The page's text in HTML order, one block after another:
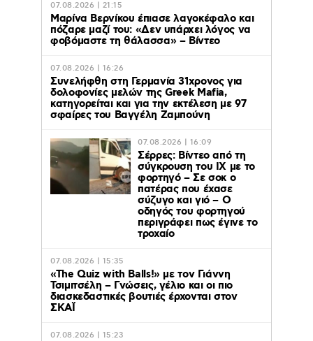
07.08.2026 | 21:15
Μαρίνα Βερνίκου έπιασε λαγοκέφαλο και
πόζαρε μαζί του: «Δεν υπάρχει λόγος να
φοβόμαστε τη θάλασσα» – Βίντεο
07.08.2026 | 16:26
Συνελήφθη στη Γερμανία 31χρονος για
δολοφονίες μελών της Greek Mafia,
κατηγορείται και για την εκτέλεση με 97
σφαίρες του Βαγγέλη Ζαμπούνη
07.08.2026 | 16:09
Σέρρες: Βίντεο από τη
σύγκρουση του ΙΧ με το
φορτηγό – Σε σοκ ο
πατέρας που έχασε
σύζυγο και γιό – Ο
οδηγός του φορτηγού
περιγράφει πως έγινε το
τροχαίο
07.08.2026 | 15:35
«The Quiz with Balls!» με τον Γιάννη
Τσιμιτσέλη – Γνώσεις, γέλιο και οι πιο
διασκεδαστικές βουτιές έρχονται στον
ΣΚΑΪ
07.08.2026 | 15:23